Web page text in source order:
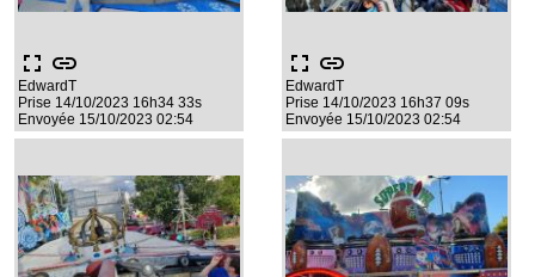
fullscreen link
EdwardT
Prise 14/10/2023 16h34 33s
Envoyée 15/10/2023 02:54
fullscreen link
EdwardT
Prise 14/10/2023 16h37 09s
Envoyée 15/10/2023 02:54